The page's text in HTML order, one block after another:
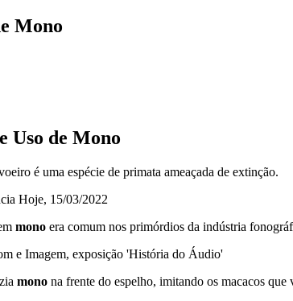
Mono
Uso de Mono
é uma espécie de primata ameaçada de extinção.
Hoje, 15/03/2022
mono era comum nos primórdios da indústria
e Imagem, exposição 'História do Áudio'
mono na frente do espelho, imitando os macacos